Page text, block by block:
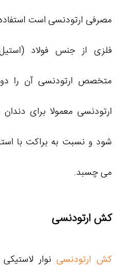
مصرفی ارتودنسی است
فلزی از جنس فولاد
متخصص ارتودنسی آن را
ارتودنسی معمولا برای
شود و نسبت به براکت با
می چسبد.
کش ارتودنسی
کش ارتودنسی نوار